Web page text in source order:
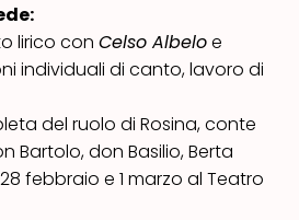
lirico con Celso Albeloe
individuali di canto, lavoro di
del ruolo di Rosina, conte
Bartolo, don Basilio, Berta
febbraio e 1 marzo al Teatro